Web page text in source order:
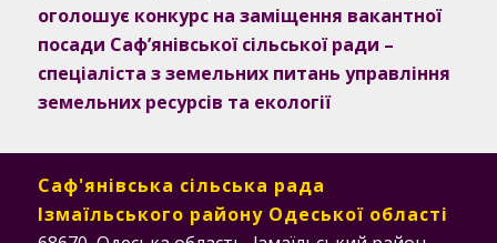
оголошує конкурс на заміщення вакантної
посади Саф’янівської сільської ради –
спеціаліста з земельних питань управління
земельних ресурсів та екології
Саф'янівська сільська рада
Ізмаїльського району Одеської області